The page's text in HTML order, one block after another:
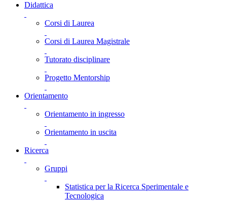
Didattica
Corsi di Laurea
Corsi di Laurea Magistrale
Tutorato disciplinare
Progetto Mentorship
Orientamento
Orientamento in ingresso
Orientamento in uscita
Ricerca
Gruppi
Statistica per la Ricerca Sperimentale e
Tecnologica